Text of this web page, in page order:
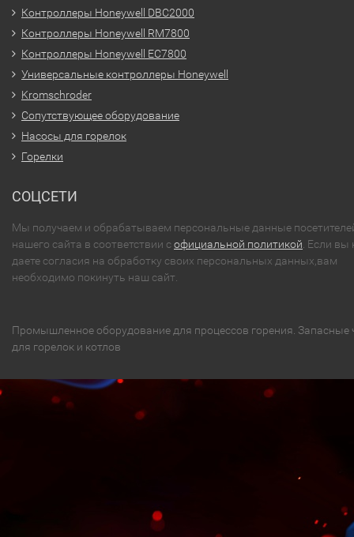
Контроллеры Honeywell DBC2000
Контроллеры Honeywell RM7800
Контроллеры Honeywell EC7800
Универсальные контроллеры Honeywell
Kromschroder
Сопутствующее оборудование
Насосы для горелок
Горелки
СОЦСЕТИ
Мы получаем и обрабатываем персональные данные
нашего сайта в соответствии софициальной политикой . Если вы
даете согласия на обработку своих персональных данных,вам
необходимо покинуть наш сайт.
Промышленное оборудование для процессов горения. Запасные
для горелок и котлов